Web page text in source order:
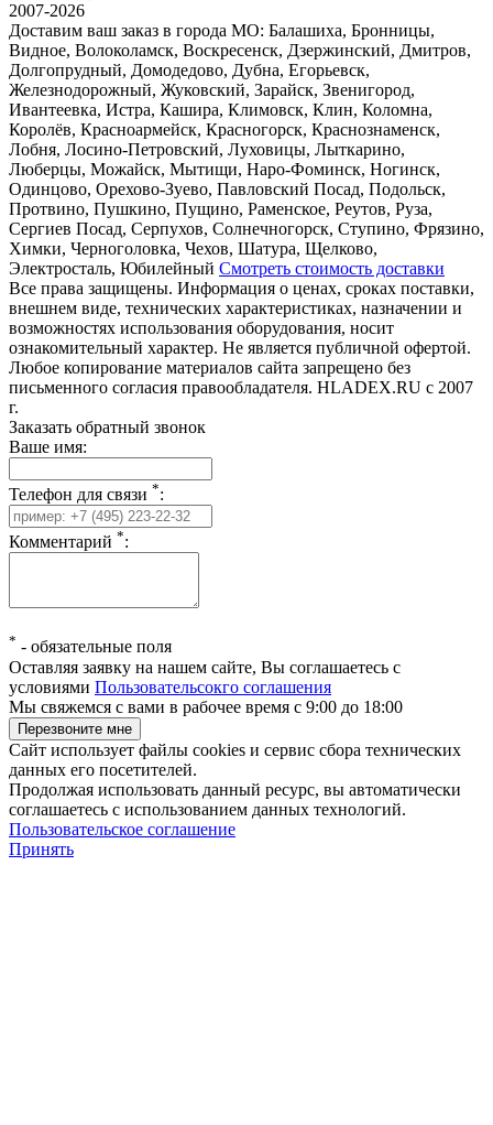
2007-2026
Доставим ваш заказ в города МО: Балашиха, Бронницы,
Видное, Волоколамск, Воскресенск, Дзержинский, Дмитров,
Долгопрудный, Домодедово, Дубна, Егорьевск,
Железнодорожный, Жуковский, Зарайск, Звенигород,
Ивантеевка, Истра, Кашира, Климовск, Клин, Коломна,
Королёв, Красноармейск, Красногорск, Краснознаменск,
Лобня, Лосино-Петровский, Луховицы, Лыткарино,
Люберцы, Можайск, Мытищи, Наро-Фоминск, Ногинск,
Одинцово, Орехово-Зуево, Павловский Посад, Подольск,
Протвино, Пушкино, Пущино, Раменское, Реутов, Руза,
Сергиев Посад, Серпухов, Солнечногорск, Ступино, Фрязино,
Химки, Черноголовка, Чехов, Шатура, Щелково,
Электросталь, Юбилейный Смотреть стоимость доставки
Все права защищены. Информация о ценах, сроках поставки,
внешнем виде, технических характеристиках, назначении и
возможностях использования оборудования, носит
ознакомительный характер. Не является публичной офертой.
Любое копирование материалов сайта запрещено без
письменного согласия правообладателя. HLADEX.RU c 2007
г.
Заказать обратный звонок
Ваше имя:
Телефон для связи *:
Комментарий *:
* - обязательные поля
Оставляя заявку на нашем сайте, Вы соглашаетесь с
условиями Пользовательсокго соглашения
Мы свяжемся с вами в рабочее время с 9:00 до 18:00
Сайт использует файлы cookies и сервис сбора технических
данных его посетителей.
Продолжая использовать данный ресурс, вы автоматически
соглашаетесь с использованием данных технологий.
Пользовательское соглашение
Принять